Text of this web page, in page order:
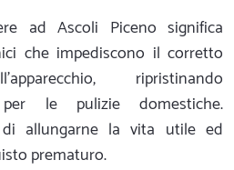
ad Ascoli Piceno significa
che impediscono il corretto
ripristinando
le pulizie domestiche.
allungarne la vita utile ed
prematuro.